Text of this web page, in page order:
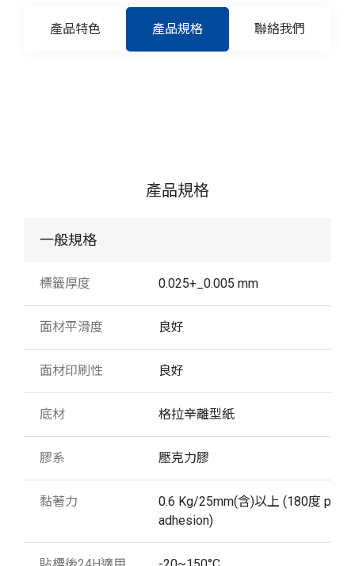
產品特色 產品規格 聯絡我們
產品規格
一般規格
標籤厚度 0.025+_0.005 mm
面材平滑度 良好
面材印刷性 良好
底材 格拉辛離型紙
膠系 壓克力膠
黏著力
0.6 Kg/25mm(含)以上 (180度 peel
adhesion)